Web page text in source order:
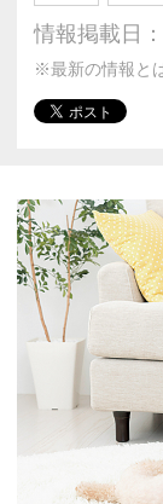
情報掲載日
※最新の情報と